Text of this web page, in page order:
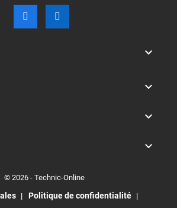




© 2026 - Technic-Online
Politique de confidentialité